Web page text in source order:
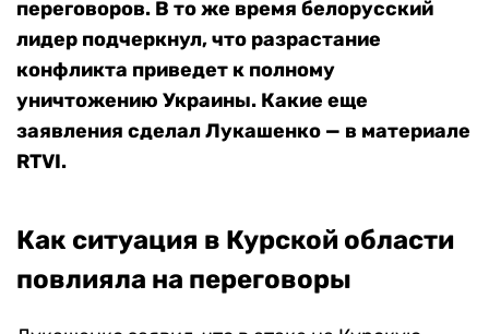
переговоров. В то же время белорусский
лидер подчеркнул, что разрастание
конфликта приведет к полному
уничтожению Украины. Какие еще
заявления сделал Лукашенко — в материале
RTVI.
Как ситуация в Курской области
повлияла на переговоры